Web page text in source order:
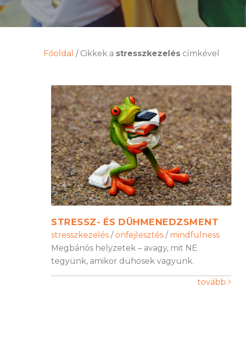
Főoldal / Cikkek a stresszkezelés címkével
STRESSZ- ÉS DÜHMENEDZSMENT
stresszkezelés / önfejlesztés / mindfulness
Megbánós helyzetek – avagy, mit NE
tegyünk, amikor dühösek vagyunk.
tovább